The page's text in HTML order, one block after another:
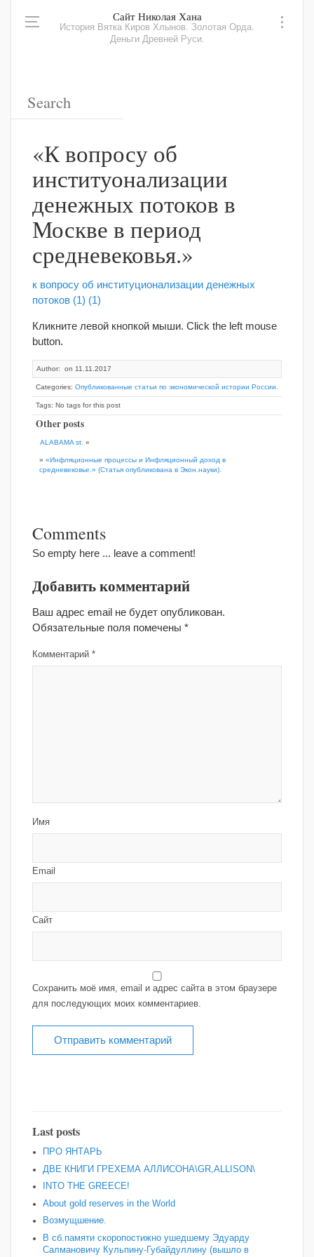
Сайт Николая Хана
История Вятка Киров Хлынов. Золотая Орда.
Деньги Древней Руси.
«К вопросу об
институонализации
денежных потоков в
Москве в период
средневековья.»
к вопросу об институционализации денежных
потоков (1) (1)
Кликните левой кнопкой мыши. Click the left mouse
button.
Author: on 11.11.2017
Categories: Опубликованные статьи по экономической истории России.
Tags: No tags for this post
Other posts
ALABAMA st. «
» «Инфляционные процессы и Инфляционный доход в
средневековье.» (Статья опубликована в Экон.науки).
Comments
So empty here ... leave a comment!
Добавить комментарий
Ваш адрес email не будет опубликован.
Обязательные поля помечены *
Комментарий *
Имя
Email
Сайт
Сохранить моё имя, email и адрес сайта в этом браузере
для последующих моих комментариев.
Last posts
ПРО ЯНТАРЬ
ДВЕ КНИГИ ГРЕХЕМА АЛЛИСОНА\GR,ALLISON\
INTO THE GREECE!
About gold reserves in the World
Возмущшение.
В сб.памяти скоропостижно ушедшему Эдуарду
Салмановичу Кульпину-Губайдуллину (вышло в